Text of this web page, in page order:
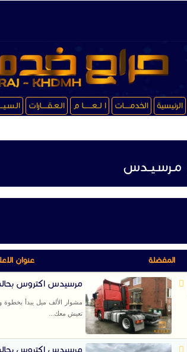
الرئيسية الخدمـــــات ا لــعـــــــا م الـعـقـــــارات
مـرسـيــدس
المفضلة عنوان
مرسيدس اكتروس بحالة
مشوار الألف ميل يبدأ
تعيش معك...
مرسيدس اكتروس بحالة